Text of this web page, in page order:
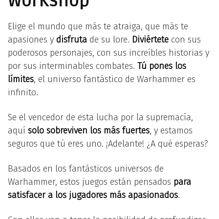
Elige el mundo que más te atraiga, que más te
apasiones y disfruta de su lore. Diviértete con sus
poderosos personajes, con sus increíbles historias y
por sus interminables combates. Tú pones los
límites, el universo fantástico de Warhammer es
infinito.
Se el vencedor de esta lucha por la supremacía,
aquí solo sobreviven los más fuertes, y estamos
seguros que tú eres uno. ¡Adelante! ¿A qué esperas?
Basados en los fantásticos universos de
Warhammer, estos juegos están pensados para
satisfacer a los jugadores más apasionados.